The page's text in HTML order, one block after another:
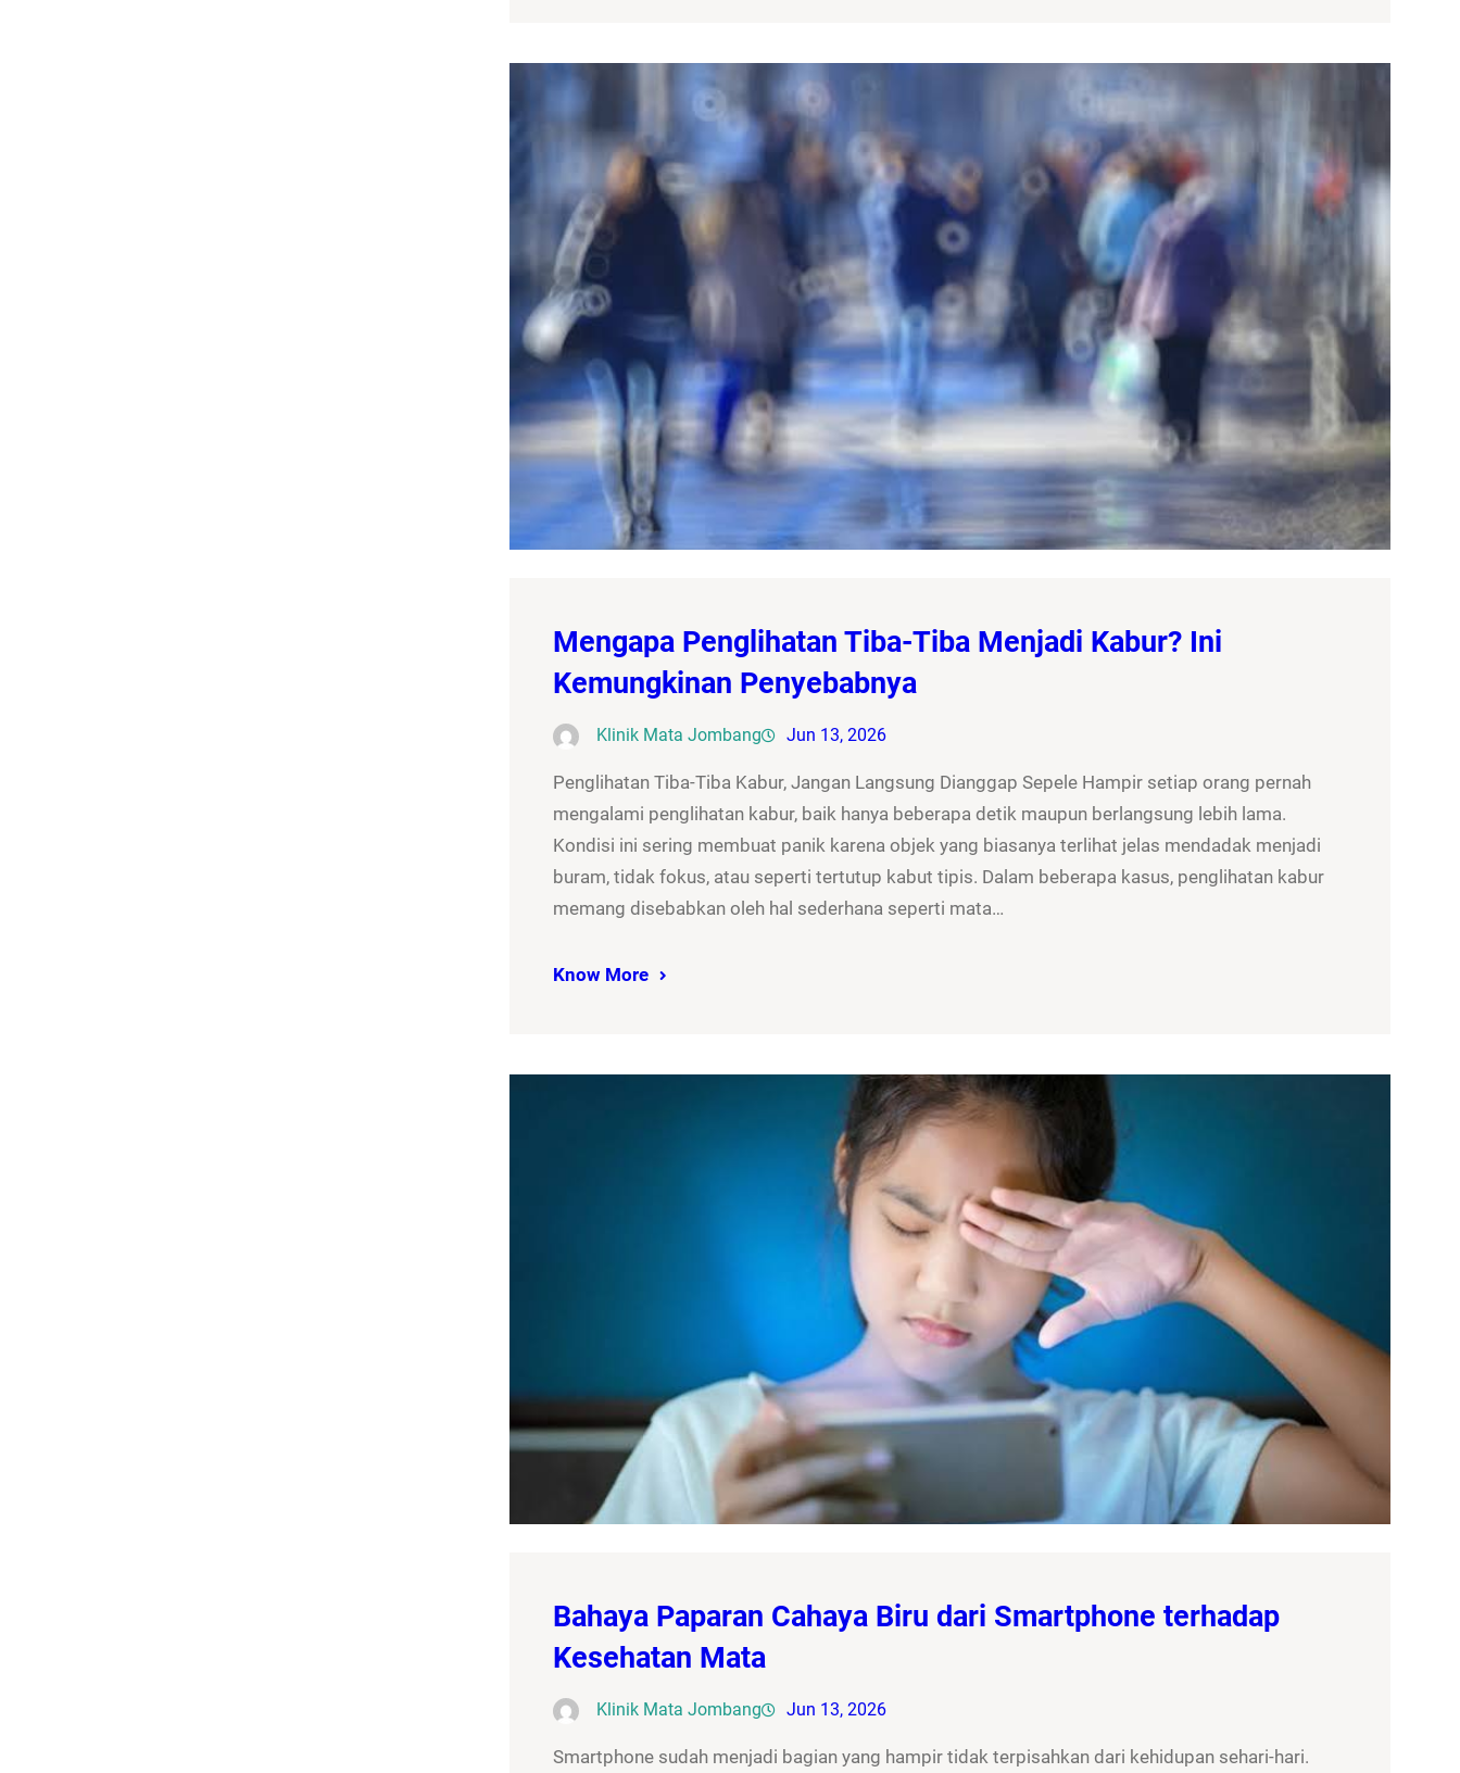
Mengapa Penglihatan Tiba-Tiba Menjadi Kabur? Ini
Kemungkinan Penyebabnya
Klinik Mata Jombang Jun 13, 2026
Penglihatan Tiba-Tiba Kabur, Jangan Langsung Dianggap Sepele Hampir setiap orang pernah
mengalami penglihatan kabur, baik hanya beberapa detik maupun berlangsung lebih lama.
Kondisi ini sering membuat panik karena objek yang biasanya terlihat jelas mendadak menjadi
buram, tidak fokus, atau seperti tertutup kabut tipis. Dalam beberapa kasus, penglihatan kabur
memang disebabkan oleh hal sederhana seperti mata…
Know More
Bahaya Paparan Cahaya Biru dari Smartphone terhadap
Kesehatan Mata
Klinik Mata Jombang Jun 13, 2026
Smartphone sudah menjadi bagian yang hampir tidak terpisahkan dari kehidupan sehari-hari.